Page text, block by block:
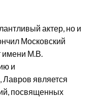
актер, но и
Московский
имени М.В.
и
Лавров является
посвященных